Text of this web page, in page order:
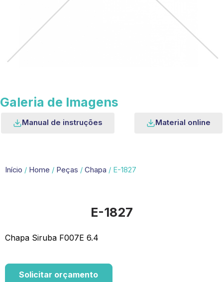
Galeria de Imagens
Manual de instruções Material online
Início / Home / Peças / Chapa / E-1827
E-1827
Chapa Siruba F007E 6.4
Solicitar orçamento